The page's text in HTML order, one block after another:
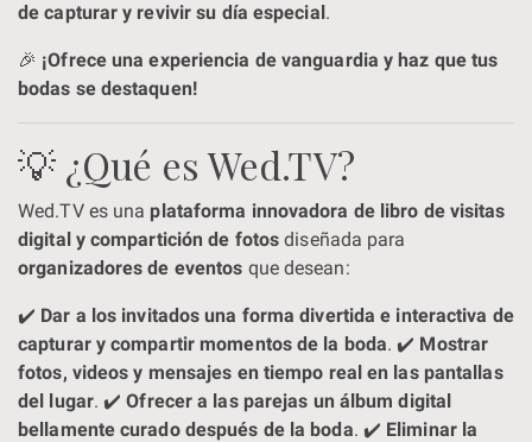
de capturar y revivir su día especial.
🎉 ¡Ofrece una experiencia de vanguardia y haz que tus
bodas se destaquen!
💡 ¿Qué es Wed.TV?
Wed.TV es una plataforma innovadora de libro de visitas
digital y compartición de fotos diseñada para
organizadores de eventos que desean:
✔️ Dar a los invitados una forma divertida e interactiva de
capturar y compartir momentos de la boda. ✔️ Mostrar
fotos, videos y mensajes en tiempo real en las pantallas
del lugar. ✔️Ofrecer a las parejas un álbum digital
bellamente curado después de la boda. ✔️ Eliminar la